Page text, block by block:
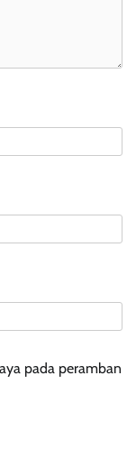
pada peramban